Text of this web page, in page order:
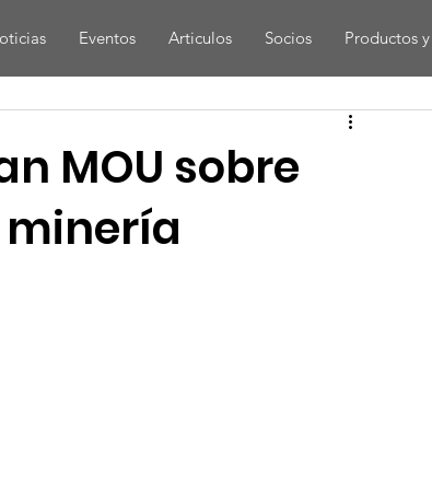
Eventos Articulos Socios Productos
MOU sobre